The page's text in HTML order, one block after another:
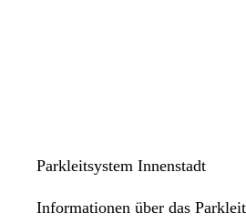
Parkleitsystem Innenstadt
Informationen über das